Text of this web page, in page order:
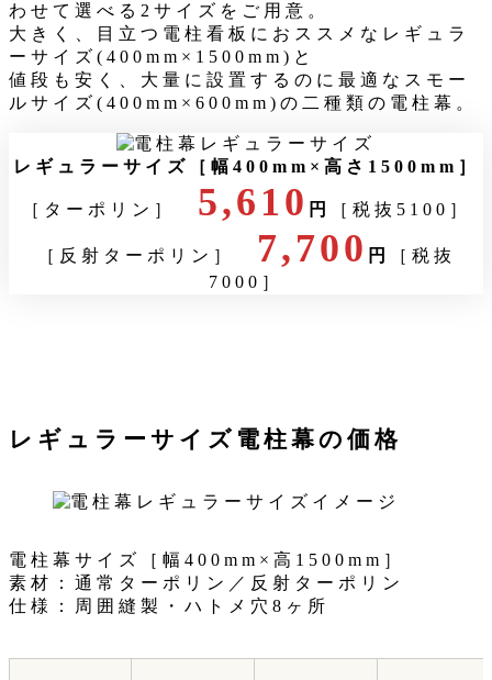
わせて選べる2サイズをご用意。
大きく、目立つ電柱看板におススメなレギュラ
ーサイズ(400mm×1500mm)と
値段も安く、大量に設置するのに最適なスモー
ルサイズ(400mm×600mm)の二種類の電柱幕。
レギュラーサイズ［幅400mm×高さ1500mm ］
［ターポリン］ 5,610 円 ［税抜5100］
［反射ターポリン］ 7,700 円
［税抜
7000］
レギュラーサイズ電柱幕の価格
電柱幕サイズ［幅400mm×高1500mm］
素材：通常ターポリン／反射ターポリン
仕様：周囲縫製・ハトメ穴8ヶ所